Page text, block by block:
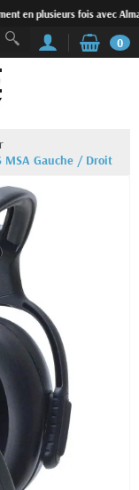
en plusieurs fois avec Alma
0
MSA Gauche / Droit